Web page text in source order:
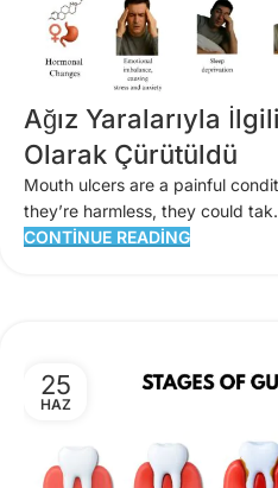
Ağız Yaralarıyla
Olarak Çürütüldü
Mouth ulcers are a painful
they’re harmless, they could
CONTINUE READING
25
HAZ